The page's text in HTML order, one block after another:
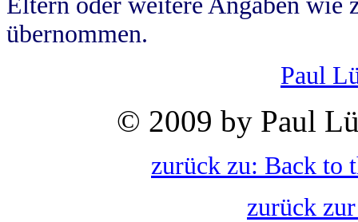
übernommen.
Paul
© 2009 by Paul
zurück zu: Back to
zurück